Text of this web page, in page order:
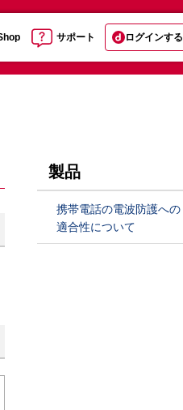
サポート ログインする
製品
携帯電話の電波防護への
適合性について